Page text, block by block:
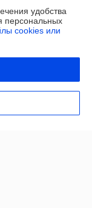
удобства
персональных
cookies или